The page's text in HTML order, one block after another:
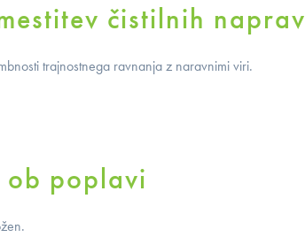
čistilnih naprav
trajnostnega ravnanja z naravnimi viri.
poplavi